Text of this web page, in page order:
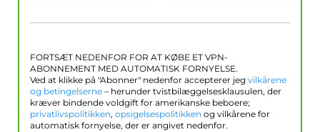
FORTSÆT NEDENFOR FOR AT KØBE ET VPN-
ABONNEMENT MED AUTOMATISK FORNYELSE.
Ved at klikke på "Abonner" nedenfor accepterer jeg vilkårene
og betingelserne – herunder tvistbilæggelsesklausulen, der
kræver bindende voldgift for amerikanske beboere;
privatlivspolitikken, opsigelsespolitikken og vilkårene for
automatisk fornyelse, der er angivet nedenfor.